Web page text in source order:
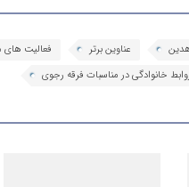
عناوین برتر
فعالیت های
خانوادگی در مناسبات فرقه رجوی